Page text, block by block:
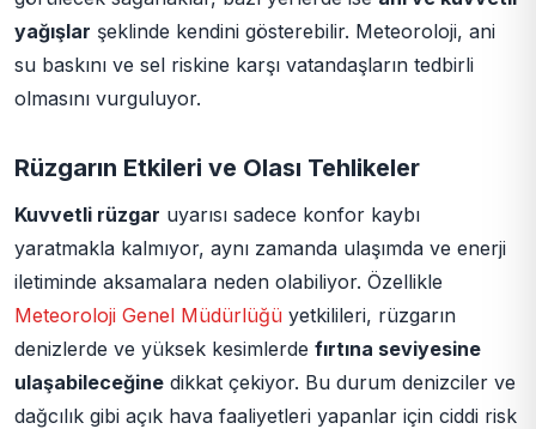
yağışlar şeklinde kendini gösterebilir. Meteoroloji, ani
su baskını ve sel riskine karşı vatandaşların tedbirli
olmasını vurguluyor.
Rüzgarın Etkileri ve Olası Tehlikeler
Kuvvetli rüzgar uyarısı sadece konfor kaybı
yaratmakla kalmıyor, aynı zamanda ulaşımda ve enerji
iletiminde aksamalara neden olabiliyor. Özellikle
Meteoroloji Genel Müdürlüğü yetkilileri, rüzgarın
denizlerde ve yüksek kesimlerde fırtına seviyesine
ulaşabileceğine dikkat çekiyor. Bu durum denizciler ve
dağcılık gibi açık hava faaliyetleri yapanlar için ciddi risk